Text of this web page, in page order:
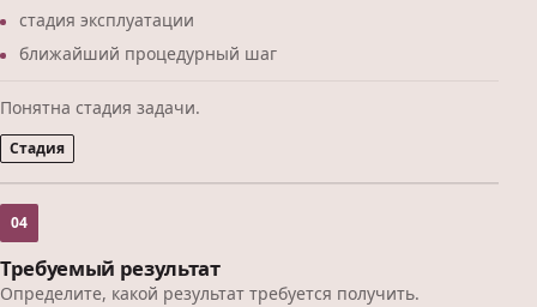
стадия эксплуатации
ближайший процедурный шаг
Понятна стадия задачи.
Стадия
04
Требуемый результат
Определите, какой результат требуется получить.